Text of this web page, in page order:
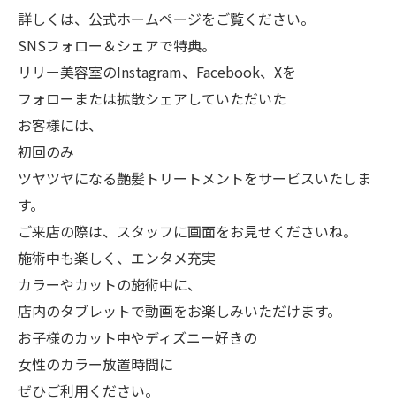
詳しくは、公式ホームページをご覧ください。
SNSフォロー＆シェアで特典。
リリー美容室のInstagram、Facebook、Xを
フォローまたは拡散シェアしていただいた
お客様には、
初回のみ
ツヤツヤになる艶髪トリートメントをサービスいたしま
す。
ご来店の際は、スタッフに画面をお見せくださいね。
施術中も楽しく、エンタメ充実
カラーやカットの施術中に、
店内のタブレットで動画をお楽しみいただけます。
お子様のカット中やディズニー好きの
女性のカラー放置時間に
ぜひご利用ください。